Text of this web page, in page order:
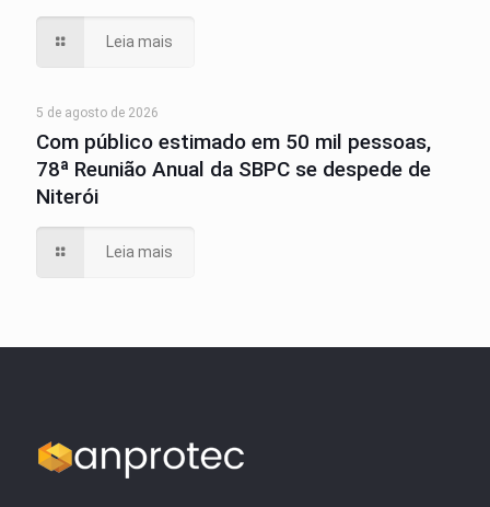
Leia mais
5 de agosto de 2026
Com público estimado em 50 mil pessoas,
78ª Reunião Anual da SBPC se despede de
Niterói
Leia mais